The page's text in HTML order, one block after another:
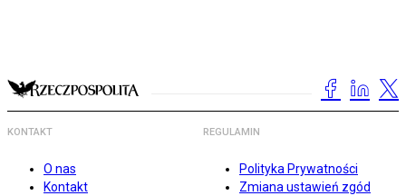
KONTAKT
O nas
Kontakt
REGULAMIN
Polityka Prywatności
Zmiana ustawień zgód